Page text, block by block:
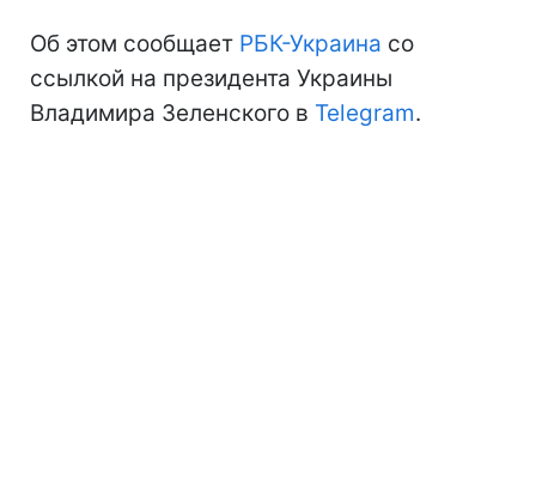
Об этом сообщает РБК-Украина со
ссылкой на президента Украины
Владимира Зеленского в Telegram.